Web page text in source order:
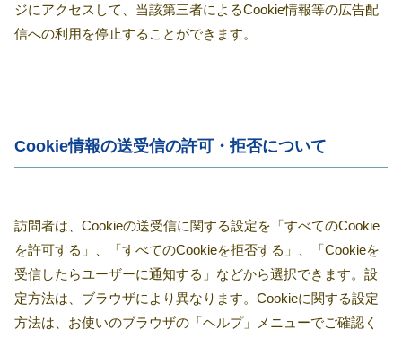
ジにアクセスして、当該第三者によるCookie情報等の広告配
信への利用を停止することができます。
Cookie情報の送受信の許可・拒否について
訪問者は、Cookieの送受信に関する設定を「すべてのCookie
を許可する」、「すべてのCookieを拒否する」、「Cookieを
受信したらユーザーに通知する」などから選択できます。設
定方法は、ブラウザにより異なります。Cookieに関する設定
方法は、お使いのブラウザの「ヘルプ」メニューでご確認く